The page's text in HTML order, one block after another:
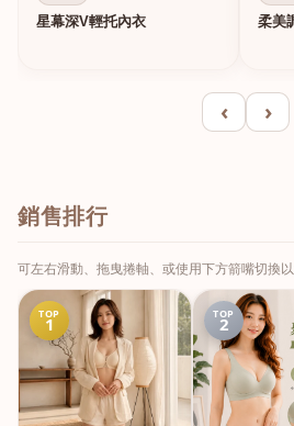
星幕深V輕托內衣 柔美
‹ ›
銷售排行
可左右滑動、拖曳捲軸、或使用下方箭嘴切換
TOP
1 TOP
2